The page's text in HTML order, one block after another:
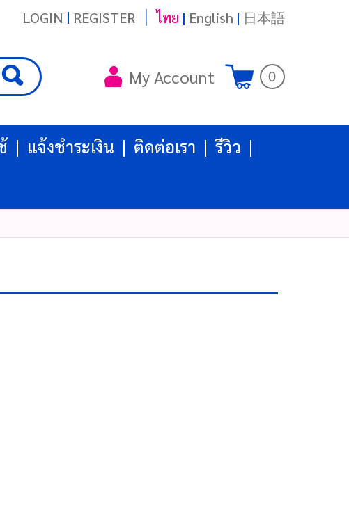
ไทย | English | 日本語
LOGIN | REGISTER
My Account 0
แจ้งชำระเงิน ติดต่อเรา
รีวิว